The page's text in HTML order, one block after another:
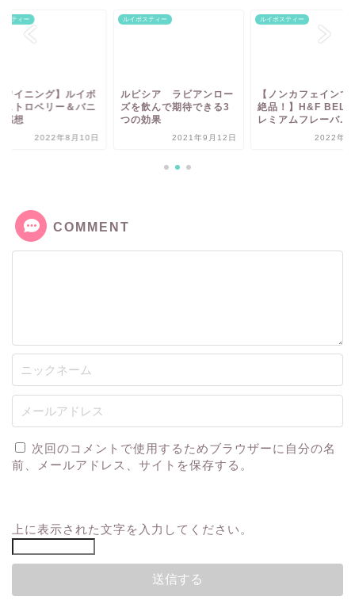
スティー
ワイニング】ルイボ
トロベリー＆バニ
感想
2022年8月10日
ルイボスティー
ルピシア ラビアンロー
ズを飲んで期待できる3
つの効果
2021年9月12日
ルイボスティー
【ノンカフェインで
絶品！】H&F
レミアムフレーバ...
2022年7
COMMENT
次回のコメントで使用するためブラウザーに自分の名
前、メールアドレス、サイトを保存する。
上に表示された文字を入力してください。